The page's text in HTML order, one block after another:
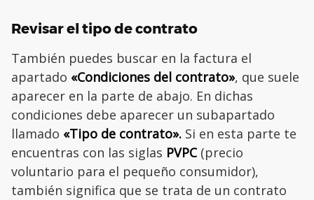
Revisar el tipo de contrato
También puedes buscar en la factura el
apartado «Condiciones del contrato», que suele
aparecer en la parte de abajo. En dichas
condiciones debe aparecer un subapartado
llamado «Tipo de contrato». Si en esta parte te
encuentras con las siglas PVPC(precio
voluntario para el pequeño consumidor),
también significa que se trata de un contrato